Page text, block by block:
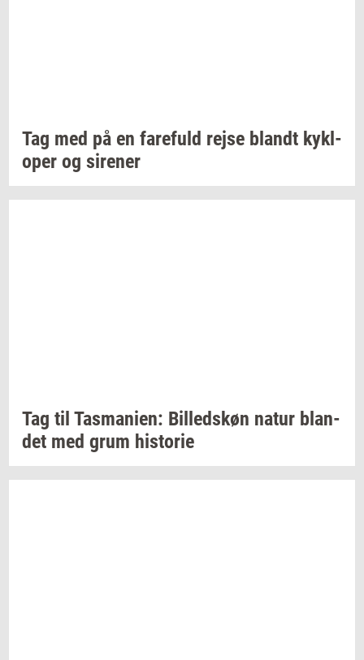
Tag med på en fa­re­fuld rejse blandt kykl­
o­per og si­re­ner
Tag til Tas­ma­ni­en: Bil­leds­køn natur blan­
det med grum hi­sto­rie